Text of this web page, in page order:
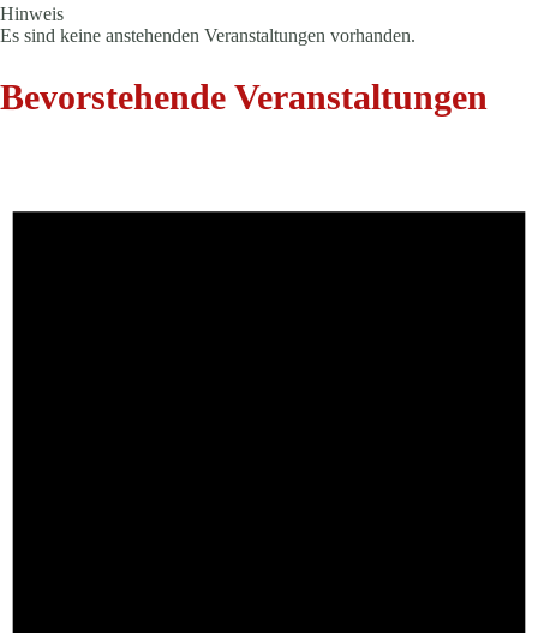
Hinweis
Es sind keine anstehenden Veranstaltungen vorhanden.
Bevorstehende Veranstaltungen